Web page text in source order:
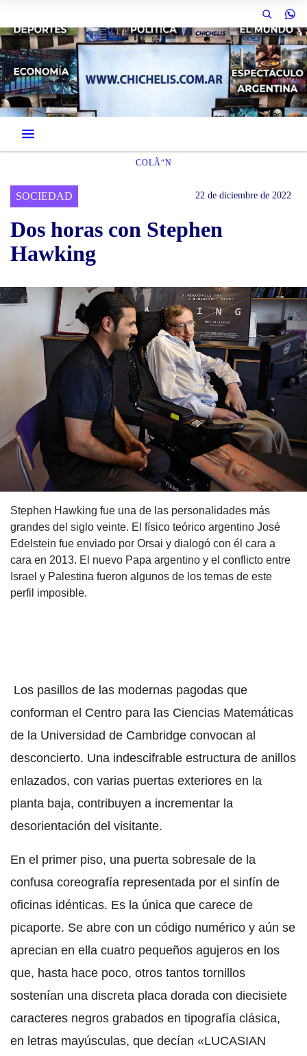
COLÃ“N
SOCIEDAD 22 de diciembre de 2022
Dos horas con Stephen
Hawking
Stephen Hawking fue una de las personalidades más
grandes del siglo veinte. El físico teórico argentino José
Edelstein fue enviado por Orsai y dialogó con él cara a
cara en 2013. El nuevo Papa argentino y el conflicto entre
Israel y Palestina fueron algunos de los temas de este
perfil imposible.
Los pasillos de las modernas pagodas que
conforman el Centro para las Ciencias Matemáticas
de la Universidad de Cambridge convocan al
desconcierto. Una indescifrable estructura de anillos
enlazados, con varias puertas exteriores en la
planta baja, contribuyen a incrementar la
desorientación del visitante.
En el primer piso, una puerta sobresale de la
confusa coreografía representada por el sinfín de
oficinas idénticas. Es la única que carece de
picaporte. Se abre con un código numérico y aún se
aprecian en ella cuatro pequeños agujeros en los
que, hasta hace poco, otros tantos tornillos
sostenían una discreta placa dorada con diecisiete
caracteres negros grabados en tipografía clásica,
en letras mayúsculas, que decían «LUCASIAN